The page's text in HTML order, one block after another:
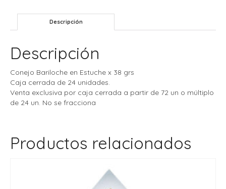
Descripción
Descripción
Conejo Bariloche en Estuche x 38 grs
Caja cerrada de 24 unidades.
Venta exclusiva por caja cerrada a partir de 72 un o múltiplo
de 24 un. No se fracciona
Productos relacionados